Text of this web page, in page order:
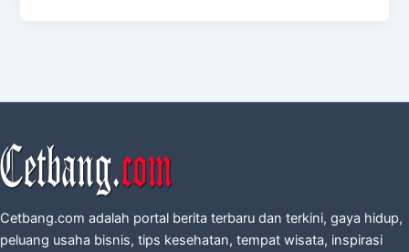
Cetbang.com adalah portal berita terbaru dan terkini, gaya hidup,
peluang usaha bisnis, tips kesehatan, tempat wisata, inspirasi